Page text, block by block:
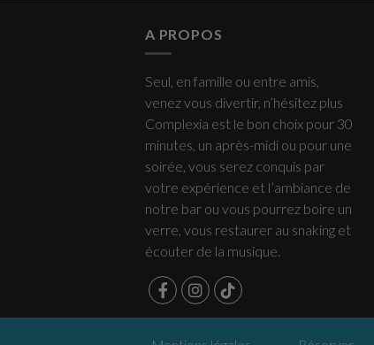
A PROPOS
Seul, en famille ou entre amis,
venez vous divertir, n’hésitez plus
Complexia est le bon choix pour 30
minutes, un après-midi ou pour une
soirée, vous serez conquis par
votre expérience et l’ambiance de
notre bar ou vous pourrez boire un
verre, vous restaurer au snaking et
écouter de la musique.